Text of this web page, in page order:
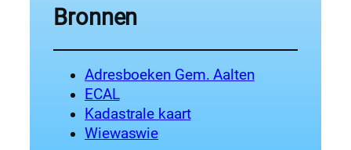
Bronnen
Adresboeken Gem. Aalten
ECAL
Kadastrale kaart
Wiewaswie